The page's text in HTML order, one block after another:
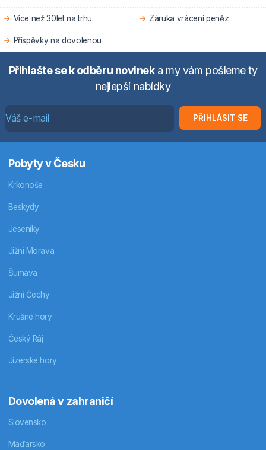
Více než 30let na trhu Záruka vrácení peněz
Příspěvky na dovolenou
Přihlašte se k odběru novineka my vám pošleme ty
nejlepší nabídky
PŘIHLÁSIT SE
Pobyty v Česku
Krkonoše
Beskydy
Jeseníky
Jižní Morava
Šumava
Jižní Čechy
Krušné hory
Český Ráj
Jizerské hory
Dovolená v zahraničí
Slovensko
Maďarsko